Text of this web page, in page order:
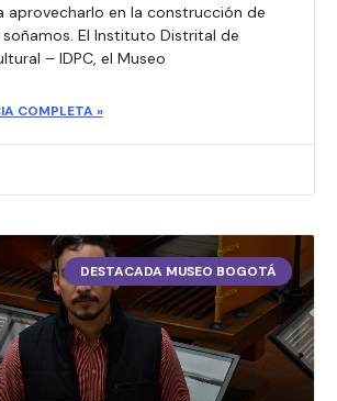
aprovecharlo en la construcción de
El Instituto Distrital de
– IDPC, el Museo
COMPLETA »
DESTACADA MUSEO BOGOTÁ